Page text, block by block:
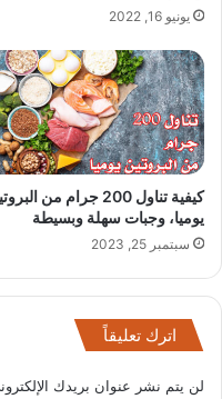
يونيو 16, 2022
كيفية تناول 200 جرام من
يوميا، وجبات سهلة وبسيطة
سبتمبر 25, 2023
اترك تعليقاً
لن يتم نشر عنوان بريدك